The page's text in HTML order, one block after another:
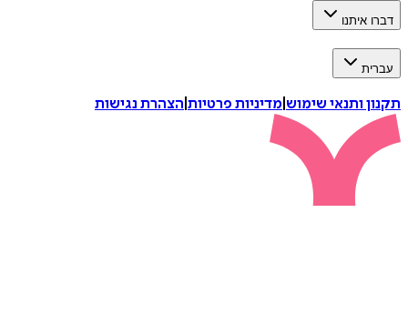
דברו איתנו
עברית
תקנון ותנאי שימוש מדיניות פרטיות הצהרת נגישות